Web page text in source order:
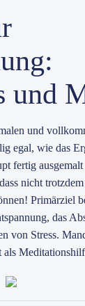
und
und
egal, wie das
fertig
nicht
Primärziel
das
von Stress.
als